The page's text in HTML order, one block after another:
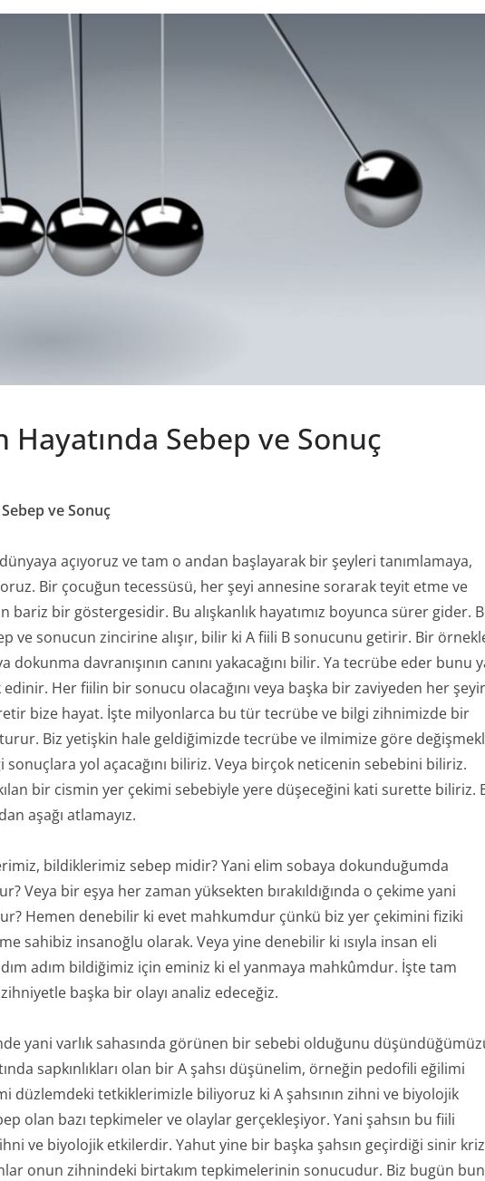
Hayatında Sebep ve Sonuç
ve Sonuç
açıyoruz ve tam o andan başlayarak bir şeyleri tanımlamaya,
Bir çocuğun tecessüsü, her şeyi annesine sorarak teyit etme ve
bariz bir göstergesidir. Bu alışkanlık hayatımız boyunca sürer gider.
ve sonucun zincirine alışır, bilir ki A fiili B sonucunu getirir. Bir
dokunma davranışının canını yakacağını bilir. Ya tecrübe eder bunu
edinir. Her fiilin bir sonucu olacağını veya başka bir zaviyeden her
bize hayat. İşte milyonlarca bu tür tecrübe ve bilgi zihnimizde bir
Biz yetişkin hale geldiğimizde tecrübe ve ilmimize göre
yol açacağını biliriz. Veya birçok neticenin sebebini biliriz.
bir cismin yer çekimi sebebiyle yere düşeceğini kati surette biliriz.
aşağı atlamayız.
bildiklerimiz sebep midir? Yani elim sobaya dokunduğumda
Veya bir eşya her zaman yüksekten bırakıldığında o çekime yani
Hemen denebilir ki evet mahkumdur çünkü biz yer çekimini fiziki
sahibiz insanoğlu olarak. Veya yine denebilir ki ısıyla insan eli
adım bildiğimiz için eminiz ki el yanmaya mahkûmdur. İşte tam
başka bir olayı analiz edeceğiz.
yani varlık sahasında görünen bir sebebi olduğunu
sapkınlıkları olan bir A şahsı düşünelim, örneğin pedofili eğilimi
düzlemdeki tetkiklerimizle biliyoruz ki A şahsının zihni ve biyolojik
olan bazı tepkimeler ve olaylar gerçekleşiyor. Yani şahsın bu fiili
ve biyolojik etkilerdir. Yahut yine bir başka şahsın geçirdiği sinir
onun zihnindeki birtakım tepkimelerinin sonucudur. Biz bugün